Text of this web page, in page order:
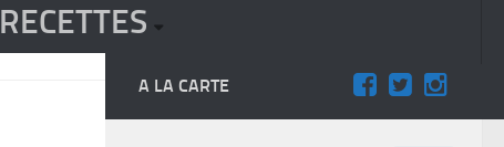
RECETTES
A LA CARTE